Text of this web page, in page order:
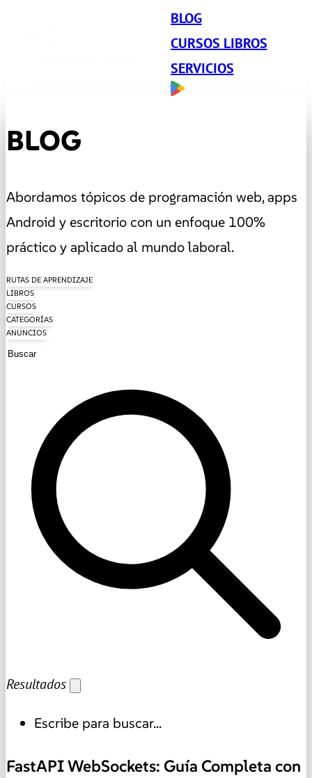
BLOG
CURSOS LIBROS
SERVICIOS
BLOG
Abordamos tópicos de programación web, apps
Android y escritorio con un enfoque 100%
práctico y aplicado al mundo laboral.
RUTAS DE APRENDIZAJE
LIBROS
CURSOS
CATEGORÍAS
ANUNCIOS
Resultados
Escribe para buscar...
FastAPI WebSockets: Guía Completa con